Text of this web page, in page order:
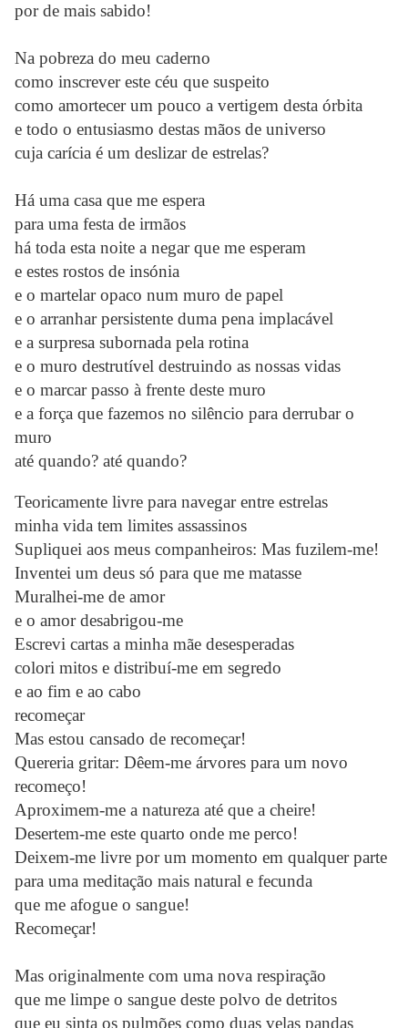
por de mais sabido!
Na pobreza do meu caderno
como inscrever este céu que suspeito
como amortecer um pouco a vertigem desta órbita
e todo o entusiasmo destas mãos de universo
cuja carícia é um deslizar de estrelas?
Há uma casa que me espera
para uma festa de irmãos
há toda esta noite a negar que me esperam
e estes rostos de insónia
e o martelar opaco num muro de papel
e o arranhar persistente duma pena implacável
e a surpresa subornada pela rotina
e o muro destrutível destruindo as nossas vidas
e o marcar passo à frente deste muro
e a força que fazemos no silêncio para derrubar o
muro
até quando? até quando?
Teoricamente livre para navegar entre estrelas
minha vida tem limites assassinos
Supliquei aos meus companheiros: Mas fuzilem-me!
Inventei um deus só para que me matasse
Muralhei-me de amor
e o amor desabrigou-me
Escrevi cartas a minha mãe desesperadas
colori mitos e distribuí-me em segredo
e ao fim e ao cabo
recomeçar
Mas estou cansado de recomeçar!
Quereria gritar: Dêem-me árvores para um novo
recomeço!
Aproximem-me a natureza até que a cheire!
Desertem-me este quarto onde me perco!
Deixem-me livre por um momento em qualquer parte
para uma meditação mais natural e fecunda
que me afogue o sangue!
Recomeçar!
Mas originalmente com uma nova respiração
que me limpe o sangue deste polvo de detritos
que eu sinta os pulmões como duas velas pandas